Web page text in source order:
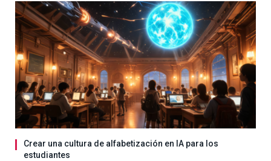
Crear una cultura de alfabetización en IA para los
estudiantes